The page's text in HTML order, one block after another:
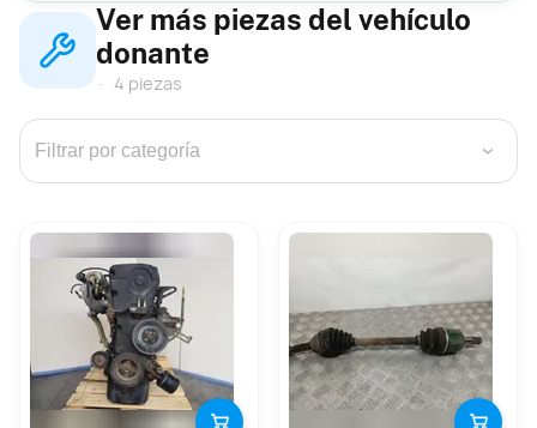
Ver más piezas del vehículo
donante
4 piezas
›